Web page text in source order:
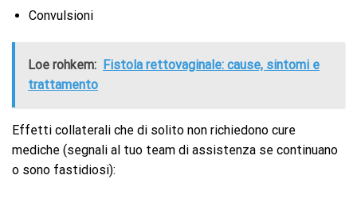
Convulsioni
Loe rohkem: Fistola rettovaginale: cause, sintomi e
trattamento
Effetti collaterali che di solito non richiedono cure
mediche (segnali al tuo team di assistenza se continuano
o sono fastidiosi):